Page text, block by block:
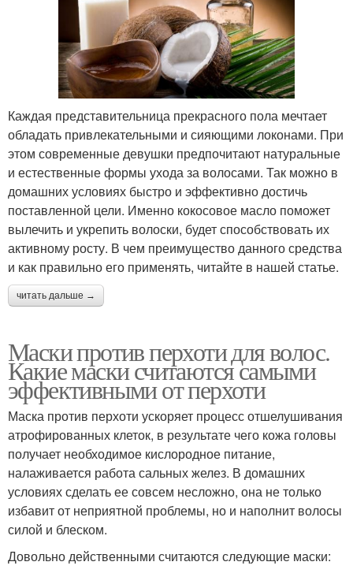
Каждая представительница прекрасного пола мечтает
обладать привлекательными и сияющими локонами. При
этом современные девушки предпочитают натуральные
и естественные формы ухода за волосами. Так можно в
домашних условиях быстро и эффективно достичь
поставленной цели. Именно кокосовое масло поможет
вылечить и укрепить волоски, будет способствовать их
активному росту. В чем преимущество данного средства
и как правильно его применять, читайте в нашей статье.
читать дальше →
Маски против перхоти для волос.
Какие маски считаются самыми
эффективными от перхоти
Маска против перхоти ускоряет процесс отшелушивания
атрофированных клеток, в результате чего кожа головы
получает необходимое кислородное питание,
налаживается работа сальных желез. В домашних
условиях сделать ее совсем несложно, она не только
избавит от неприятной проблемы, но и наполнит волосы
силой и блеском.
Довольно действенными считаются следующие маски: